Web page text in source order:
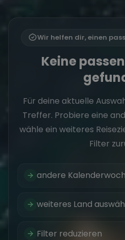
Wir helfen dir, einen
Keine
Für deine aktuelle
Treffer. Probiere eine
wähle ein weiteres
Filter
andere
weiteres Land
Filter reduzieren